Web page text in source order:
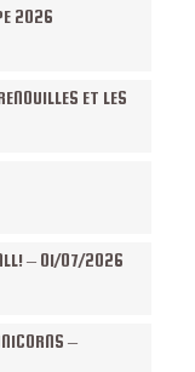
2026
ET LES
– 01/07/2026
–